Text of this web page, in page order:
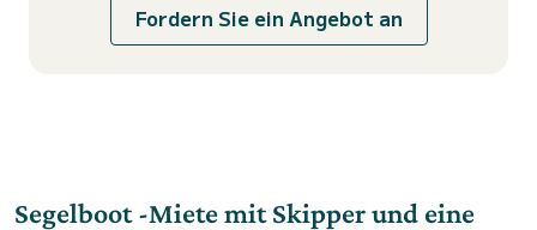
Fordern Sie ein Angebot an
Segelboot -Miete mit Skipper und eine